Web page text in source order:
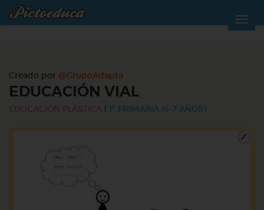
Creado por @GrupoAdapta
EDUCACIÓN VIAL
EDUCACIÓN PLÁSTICA 1º PRIMARIA (6-7 AÑOS)